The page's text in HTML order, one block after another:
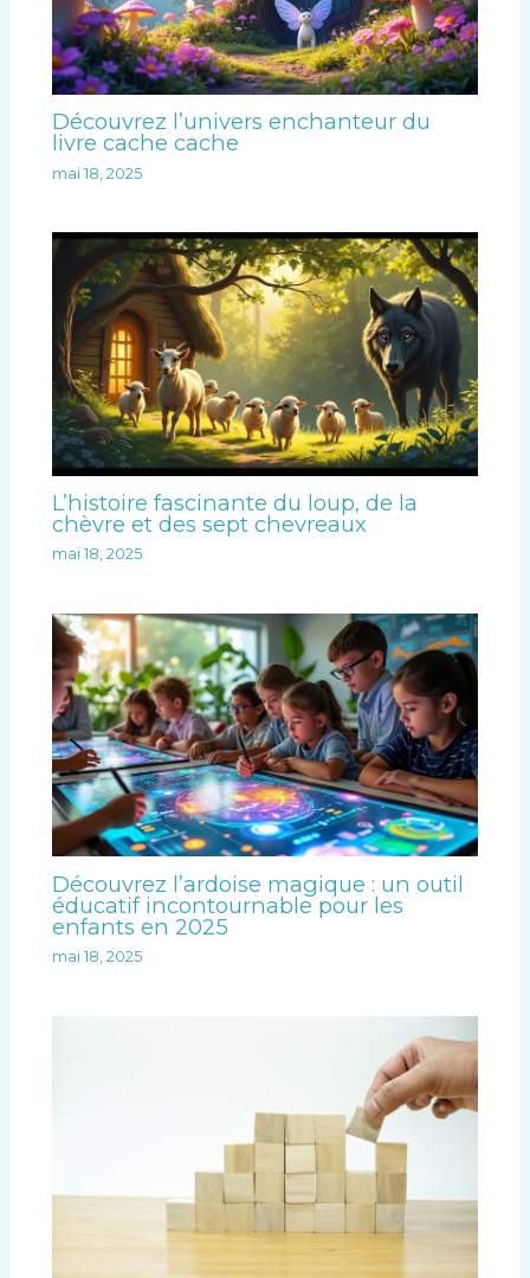
Découvrez l’univers enchanteur du
livre cache cache
mai 18, 2025
L’histoire fascinante du loup, de la
chèvre et des sept chevreaux
mai 18, 2025
Découvrez l’ardoise magique : un outil
éducatif incontournable pour les
enfants en 2025
mai 18, 2025